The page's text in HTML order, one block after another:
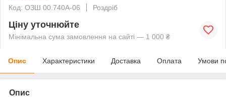
Код: ОЗШ 00.740А-06
Роздріб
Ціну уточнюйте
Мінімальна сума замовлення на сайті — 1 000 ₴
Опис Характеристики Доставка Оплата Умови
Опис